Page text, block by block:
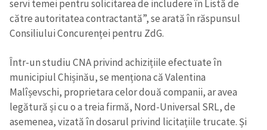
servi temei pentru solicitarea de includere în Listă de
către autoritatea contractantă”, se arată în răspunsul
Consiliului Concurenței pentru ZdG.
Într-un studiu CNA privind achizițiile efectuate în
municipiul Chișinău, se menționa că Valentina
Malîșevschi, proprietara celor două companii, ar avea
legătură și cu o a treia firmă, Nord-Universal SRL, de
asemenea, vizată în dosarul privind licitațiile trucate. Și
CONTACT SURSĂ
Nume+ Numele meu
Email+ Emailul meu